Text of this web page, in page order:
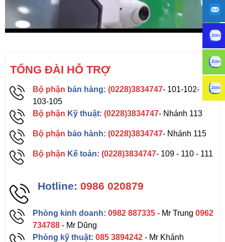
TỔNG ĐÀI HỖ TRỢ
Bộ phận bán hàng: (0228)3834747- 101-102-
103-105
Bộ phận Kỹ thuật: (0228)3834747- Nhánh 113
Bộ phận bảo hành: (0228)3834747- Nhánh 115
Bộ phận Kế toán: (0228)3834747- 109 - 110 - 111
Hotline: 0986 020879
Phòng kinh doanh: 0982 887335 - Mr Trung0962
734788 - Mr Dũng
Phòng kỹ thuật:085 3894242 - Mr Khánh